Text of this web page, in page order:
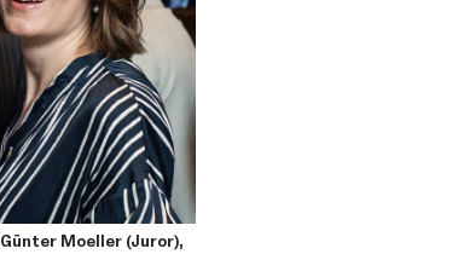
Moeller (Juror),